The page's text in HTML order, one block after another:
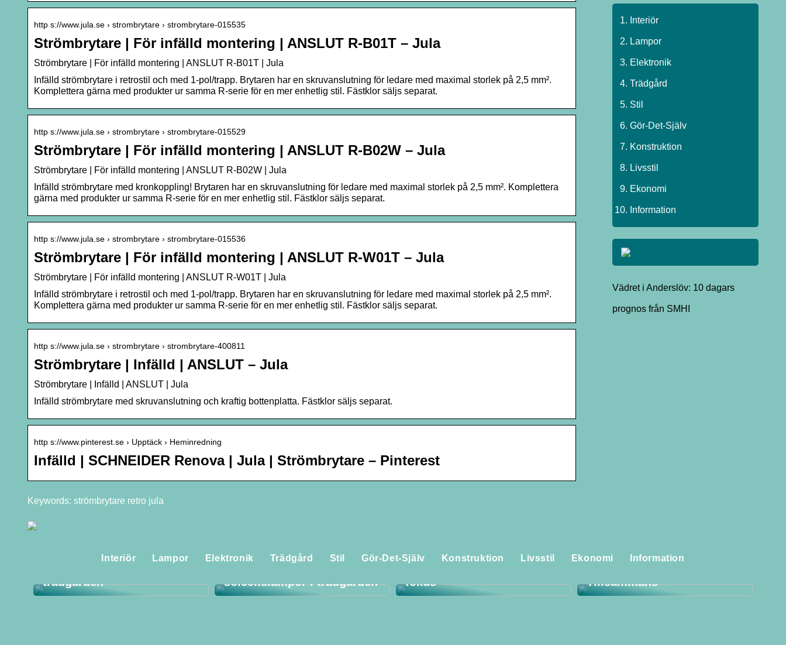
http s://www.jula.se › strombrytare › strombrytare-015535
Strömbrytare | För infälld montering | ANSLUT R-B01T – Jula
Strömbrytare | För infälld montering | ANSLUT R-B01T | Jula
Infälld strömbrytare i retrostil och med 1-pol/trapp. Brytaren har en skruvanslutning för ledare med maximal storlek på 2,5 mm².
Komplettera gärna med produkter ur samma R-serie för en mer enhetlig stil. Fästklor säljs separat.
http s://www.jula.se › strombrytare › strombrytare-015529
Strömbrytare | För infälld montering | ANSLUT R-B02W – Jula
Strömbrytare | För infälld montering | ANSLUT R-B02W | Jula
Infälld strömbrytare med kronkoppling! Brytaren har en skruvanslutning för ledare med maximal storlek på 2,5 mm². Komplettera
gärna med produkter ur samma R-serie för en mer enhetlig stil. Fästklor säljs separat.
http s://www.jula.se › strombrytare › strombrytare-015536
Strömbrytare | För infälld montering | ANSLUT R-W01T – Jula
Strömbrytare | För infälld montering | ANSLUT R-W01T | Jula
Infälld strömbrytare i retrostil och med 1-pol/trapp. Brytaren har en skruvanslutning för ledare med maximal storlek på 2,5 mm².
Komplettera gärna med produkter ur samma R-serie för en mer enhetlig stil. Fästklor säljs separat.
http s://www.jula.se › strombrytare › strombrytare-400811
Strömbrytare | Infälld | ANSLUT – Jula
Strömbrytare | Infälld | ANSLUT | Jula
Infälld strömbrytare med skruvanslutning och kraftig bottenplatta. Fästklor säljs separat.
http s://www.pinterest.se › Upptäck › Heminredning
Infälld | SCHNEIDER Renova | Jula | Strömbrytare – Pinterest
Keywords: strömbrytare retro jula
Interiör
Lampor
Elektronik
Trädgård
Stil
Gör-Det-Själv
Konstruktion
Livsstil
Ekonomi
Information
Vädret i Anderslöv: 10 dagars
prognos från SMHI
Interiör Lampor Elektronik Trädgård Stil Gör-Det-Själv Konstruktion Livsstil Ekonomi Information
Flerårig stockros – en
trädgården
solcellslampor i trädgården
Utforska världen av flaggor
fokus
Skapa Ett Rent och
Tillsammans